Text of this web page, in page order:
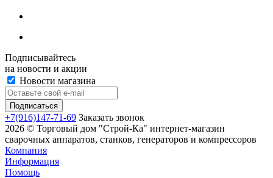
Подписывайтесь
на новости и акции
Новости магазина
+7(916)147-71-69 Заказать звонок
2026 © Торговый дом "Строй-Ка" интернет-магазин
сварочных аппаратов, станков, генераторов и компрессоров
Компания
Информация
Помощь